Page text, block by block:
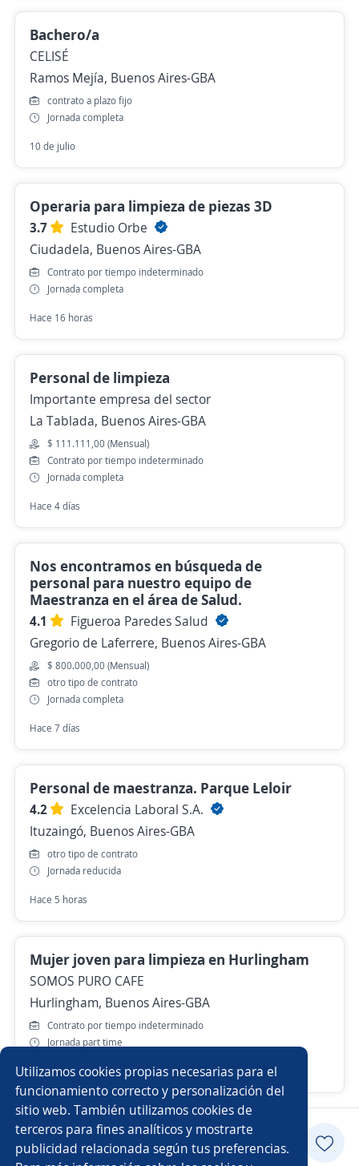
Utilizamos cookies propias necesarias para el
funcionamiento correcto y personalización del
sitio web. También utilizamos cookies de
terceros para fines analíticos y mostrarte
publicidad relacionada según tus preferencias.
Bachero/a
CELISÉ
Ramos Mejía, Buenos Aires-GBA
contrato a plazo fijo
Jornada completa
10 de julio
Operaria para limpieza de piezas 3D
3.7
Estudio Orbe
Ciudadela, Buenos Aires-GBA
Contrato por tiempo indeterminado
Jornada completa
Hace 16 horas
Personal de limpieza
Importante empresa del sector
La Tablada, Buenos Aires-GBA
$ 111.111,00 (Mensual)
Contrato por tiempo indeterminado
Jornada completa
Hace 4 días
Nos encontramos en búsqueda de
personal para nuestro equipo de
Maestranza en el área de Salud.
4.1
Figueroa Paredes Salud
Gregorio de Laferrere, Buenos Aires-GBA
$ 800.000,00 (Mensual)
otro tipo de contrato
Jornada completa
Hace 7 días
Personal de maestranza. Parque Leloir
4.2
Excelencia Laboral S.A.
Ituzaingó, Buenos Aires-GBA
otro tipo de contrato
Jornada reducida
Hace 5 horas
Mujer joven para limpieza en Hurlingham
SOMOS PURO CAFE
Hurlingham, Buenos Aires-GBA
Contrato por tiempo indeterminado
Jornada part time
Hace 7 días
Postularme